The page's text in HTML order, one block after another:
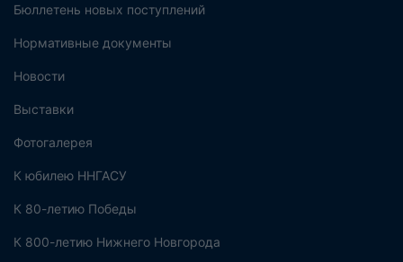
Бюллетень новых поступлений
Нормативные документы
Новости
Выставки
Фотогалерея
К юбилею ННГАСУ
К 80-летию Победы
К 800-летию Нижнего Новгорода